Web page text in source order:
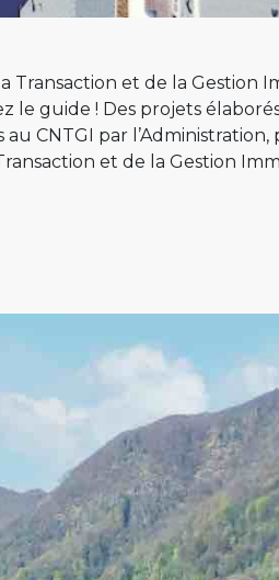
Transaction et de la Gestion
le guide ! Des projets
CNTGI par l’Administration,
et de la Gestion